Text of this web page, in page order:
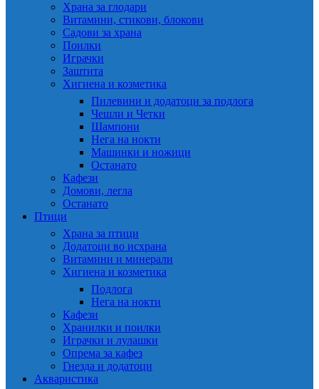
Храна за глодари
Витамини, стикови, блокови
Садови за храна
Поилки
Играчки
Заштита
Хигиена и козметика
Пилевини и додатоци за подлога
Чешли и Четки
Шампони
Нега на нокти
Машинки и ножици
Останато
Кафези
Домови, легла
Останато
Птици
Храна за птици
Додатоци во исхрана
Витамини и минерали
Хигиена и козметика
Подлога
Нега на нокти
Кафези
Хранилки и поилки
Играчки и лулашки
Опрема за кафез
Гнезда и додатоци
Акваристика